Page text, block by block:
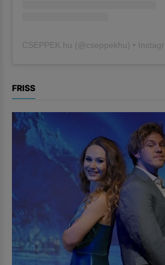
CSEPPEK.hu (@cseppekhu ) •
FRISS